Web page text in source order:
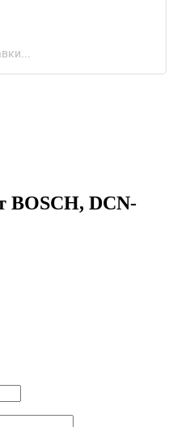
DCN-